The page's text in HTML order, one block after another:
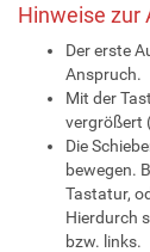
Hinweise zur
Der erste
Anspruch.
Mit der
vergrößert
Die
bewegen.
Tastatur,
Hierdurch
bzw. links.